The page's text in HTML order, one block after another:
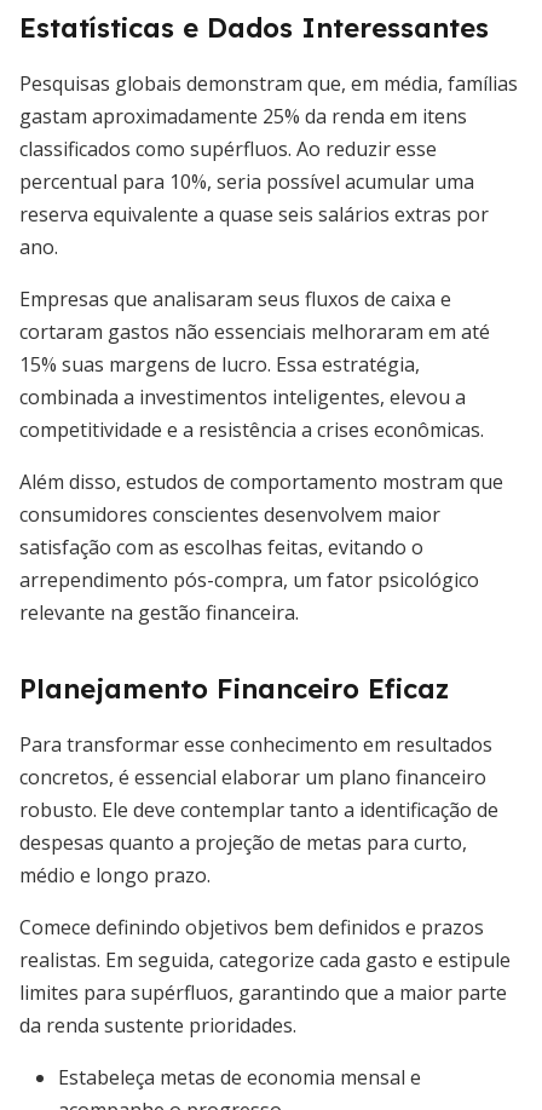
Estatísticas e Dados Interessantes
Pesquisas globais demonstram que, em média, famílias
gastam aproximadamente 25% da renda em itens
classificados como supérfluos. Ao reduzir esse
percentual para 10%, seria possível acumular uma
reserva equivalente a quase seis salários extras por
ano.
Empresas que analisaram seus fluxos de caixa e
cortaram gastos não essenciais melhoraram em até
15% suas margens de lucro. Essa estratégia,
combinada a investimentos inteligentes, elevou a
competitividade e a resistência a crises econômicas.
Além disso, estudos de comportamento mostram que
consumidores conscientes desenvolvem maior
satisfação com as escolhas feitas, evitando o
arrependimento pós-compra, um fator psicológico
relevante na gestão financeira.
Planejamento Financeiro Eficaz
Para transformar esse conhecimento em resultados
concretos, é essencial elaborar um plano financeiro
robusto. Ele deve contemplar tanto a identificação de
despesas quanto a projeção de metas para curto,
médio e longo prazo.
Comece definindo objetivos bem definidos e prazos
realistas. Em seguida, categorize cada gasto e estipule
limites para supérfluos, garantindo que a maior parte
da renda sustente prioridades.
Estabeleça metas de economia mensal e